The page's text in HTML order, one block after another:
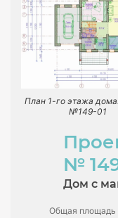
План 1-го этажа
№149-01
№
Дом с
Общая площадь